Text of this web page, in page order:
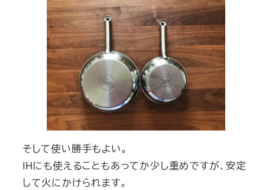
そして使い勝手もよい。
IHにも使えることもあってか少し重めですが、安定
して火にかけられます。